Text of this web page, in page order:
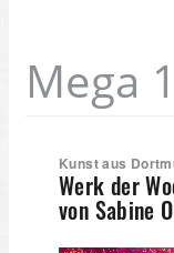
Mega
Kunst aus
Werk der
von Sabine